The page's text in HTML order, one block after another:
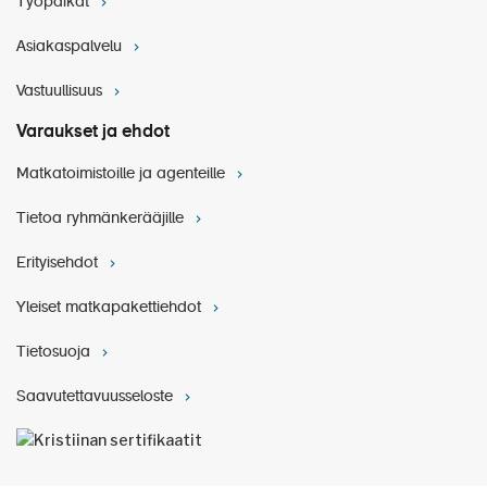
Wernigeroden linnassa (n. 1 h)
toiminut vaikuttava linna on hurmaava yhdistelmä
Linnan terasseilta avautuvat maalaukselliset
kierroksen jälkeen jää vielä omaa aikaa tutustua
Wernigerodeen.
Asiakaspalvelu
Vastuullisuus
Varaukset ja ehdot
Matkatoimistoille ja agenteille
Tietoa ryhmänkerääjille
Erityisehdot
Yleiset matkapakettiehdot
Tietosuoja
Saavutettavuusseloste